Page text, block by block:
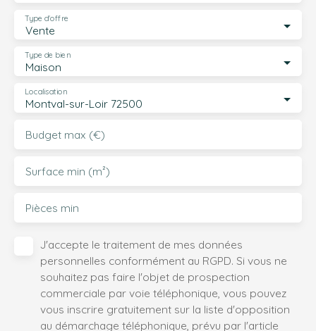
Vente
Type d'offre
Maison
Type de bien
Montval-sur-Loir 72500
Localisation
Budget max (€)
Surface min (m²)
Pièces min
J'accepte le traitement de mes données
personnelles conformément au RGPD. Si vous ne
souhaitez pas faire l'objet de prospection
commerciale par voie téléphonique, vous pouvez
vous inscrire gratuitement sur la liste d'opposition
au démarchage téléphonique, prévu par l'article